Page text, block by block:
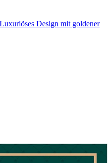
Design mit goldener